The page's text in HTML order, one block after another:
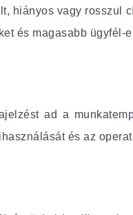
hiányos vagy rosszul
és magasabb ügyfél-
ad a
és az